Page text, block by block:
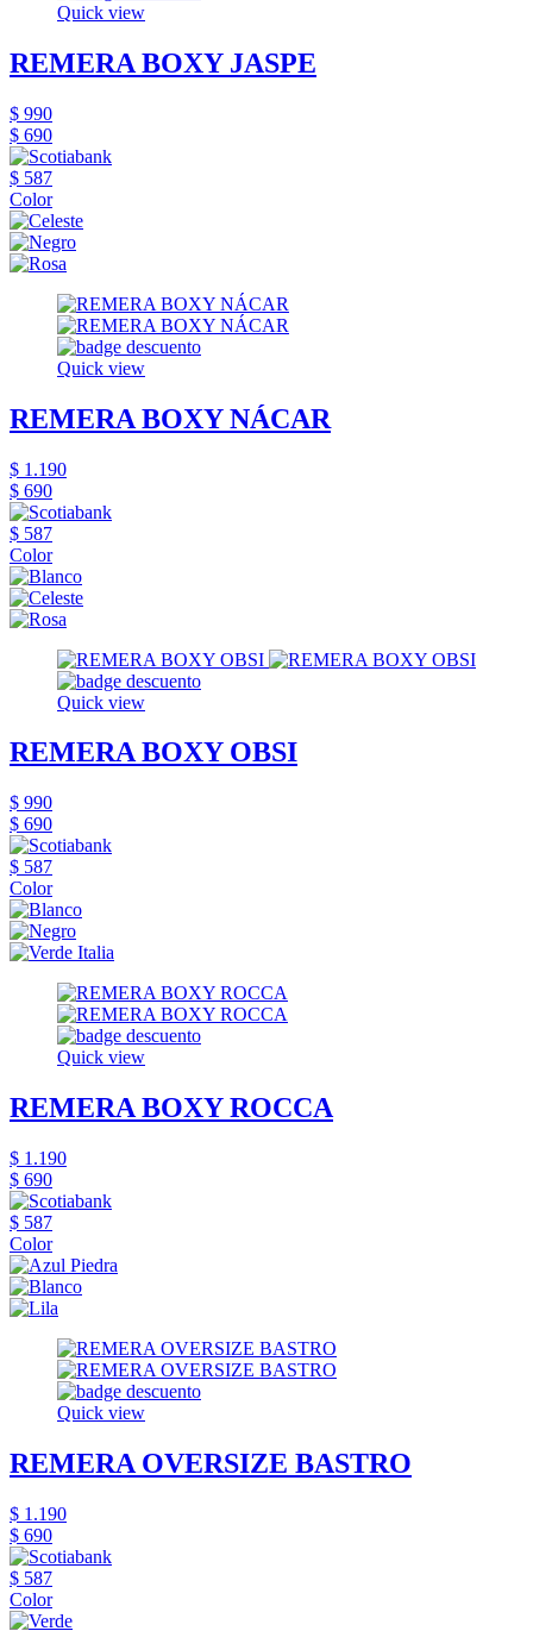
Quick view
REMERA BOXY JASPE
$ 990
$ 690
$ 587
Color
Quick view
REMERA BOXY NÁCAR
$ 1.190
$ 690
$ 587
Color
Quick view
REMERA BOXY OBSI
$ 990
$ 690
$ 587
Color
Quick view
REMERA BOXY ROCCA
$ 1.190
$ 690
$ 587
Color
Quick view
REMERA OVERSIZE BASTRO
$ 1.190
$ 690
$ 587
Color